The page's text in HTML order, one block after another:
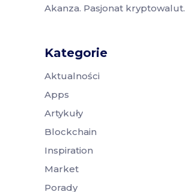
Akanza. Pasjonat kryptowalut.
Kategorie
Aktualności
Apps
Artykuły
Blockchain
Inspiration
Market
Porady